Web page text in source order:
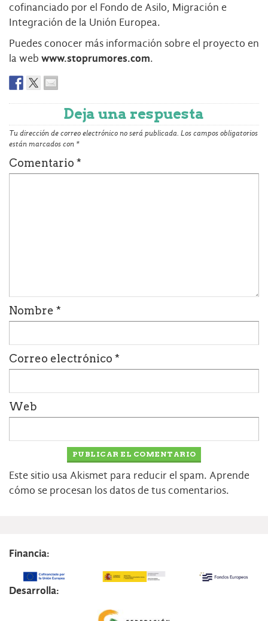
cofinanciado por el Fondo de Asilo, Migración e
Integración de la Unión Europea.
Puedes conocer más información sobre el proyecto en
la web www.stoprumores.com.
Deja una respuesta
Tu dirección de correo electrónico no será publicada. Los campos obligatorios
están marcados con *
Comentario *
Nombre *
Correo electrónico *
Web
Este sitio usa Akismet para reducir el spam. Aprende
cómo se procesan los datos de tus comentarios.
Financia:
Desarrolla: